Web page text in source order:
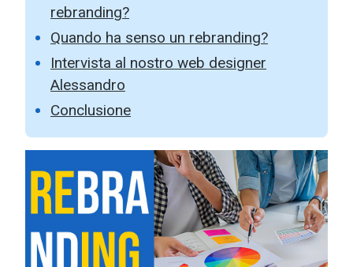
rebranding?
Quando ha senso un rebranding?
Intervista al nostro web designer
Alessandro
Conclusione